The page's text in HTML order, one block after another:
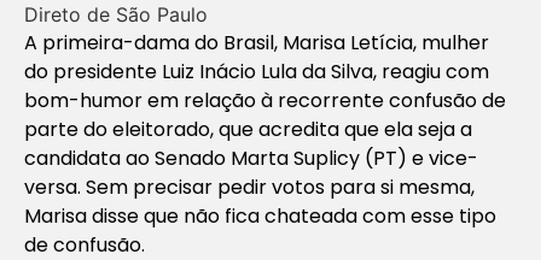
Direto de São Paulo
A primeira-dama do Brasil, Marisa Letícia, mulher
do presidente Luiz Inácio Lula da Silva, reagiu com
bom-humor em relação à recorrente confusão de
parte do eleitorado, que acredita que ela seja a
candidata ao Senado Marta Suplicy (PT) e vice-
versa. Sem precisar pedir votos para si mesma,
Marisa disse que não fica chateada com esse tipo
de confusão.